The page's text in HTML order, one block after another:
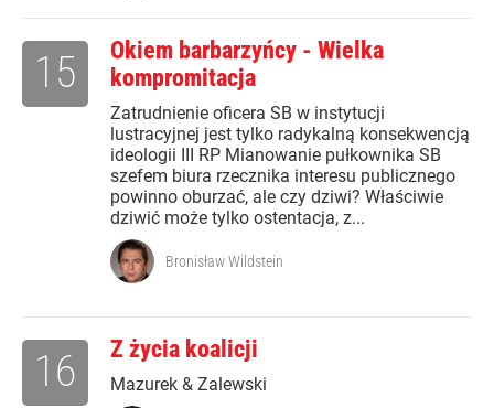
Okiem barbarzyńcy - Wielka
kompromitacja
Zatrudnienie oficera SB w instytucji
lustracyjnej jest tylko radykalną konsekwencją
ideologii III RP Mianowanie pułkownika SB
szefem biura rzecznika interesu publicznego
powinno oburzać, ale czy dziwi? Właściwie
dziwić może tylko ostentacja, z...
15
Bronisław Wildstein
Z życia koalicji
Mazurek & Zalewski
16